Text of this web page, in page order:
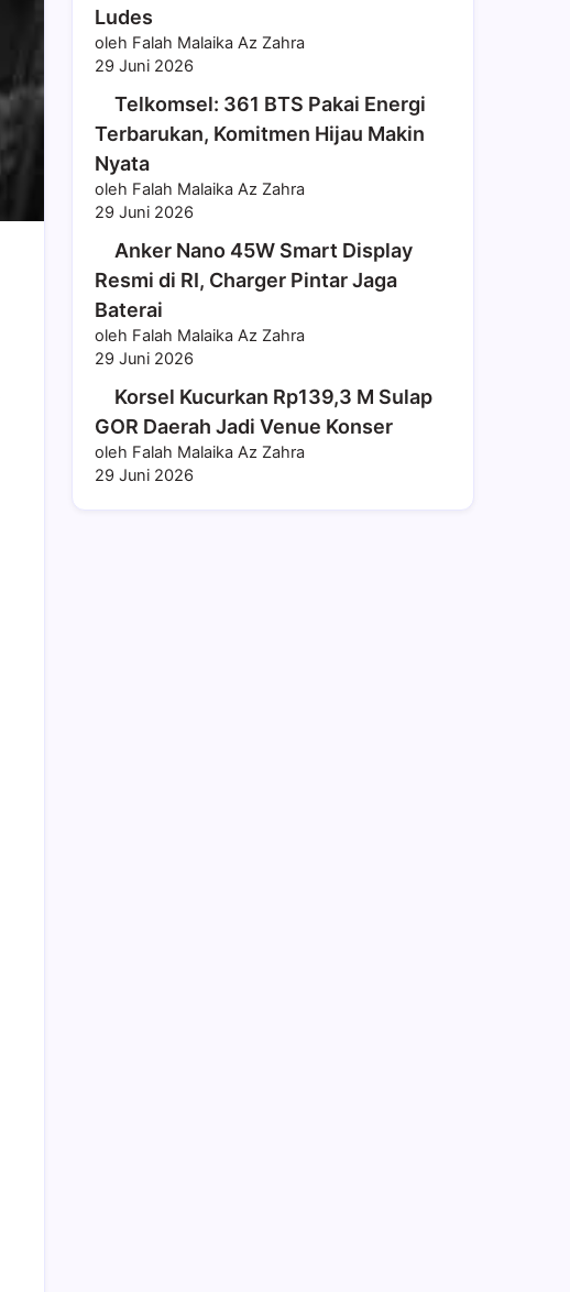
Ludes
oleh Falah Malaika Az Zahra
29 Juni 2026
Telkomsel: 361 BTS Pakai Energi
Terbarukan, Komitmen Hijau Makin
Nyata
oleh Falah Malaika Az Zahra
29 Juni 2026
Anker Nano 45W Smart Display
Resmi di RI, Charger Pintar Jaga
Baterai
oleh Falah Malaika Az Zahra
29 Juni 2026
Korsel Kucurkan Rp139,3 M Sulap
GOR Daerah Jadi Venue Konser
oleh Falah Malaika Az Zahra
29 Juni 2026